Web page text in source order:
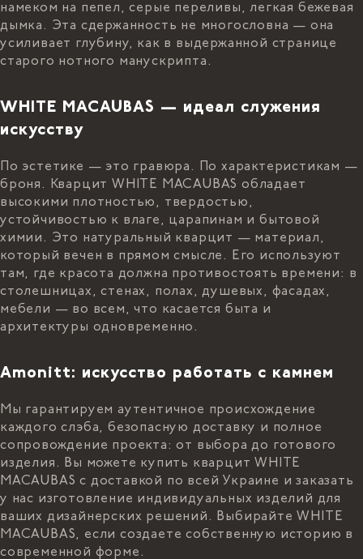
намеком на пепел, серые переливы, легкая бежевая
дымка. Эта сдержанность не многословна — она
усиливает глубину, как в выдержанной странице
старого нотного манускрипта.
WHITE MACAUBAS — идеал служения
искусству
По эстетике — это гравюра. По характеристикам —
броня. Кварцит WHITE MACAUBAS обладает
высокими плотностью, твердостью,
устойчивостью к влаге, царапинам и бытовой
химии. Это натуральный кварцит — материал,
который вечен в прямом смысле. Его используют
там, где красота должна противостоять времени: в
столешницах, стенах, полах, душевых, фасадах,
мебели — во всем, что касается быта и
архитектуры одновременно.
Amonitt: искусство работать с камнем
Мы гарантируем аутентичное происхождение
каждого слэба, безопасную доставку и полное
сопровождение проекта: от выбора до готового
изделия. Вы можете купить кварцит WHITE
MACAUBAS с доставкой по всей Украине и заказать
у нас изготовление индивидуальных изделий для
ваших дизайнерских решений. Выбирайте WHITE
MACAUBAS, если создаете собственную историю в
современной форме.